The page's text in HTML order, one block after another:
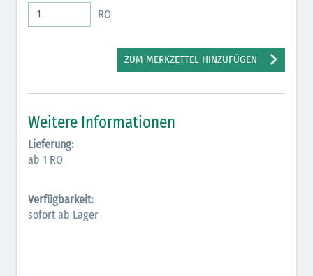
Koagulantien (hellgrau/weiß schwarz schraffierterm
Bronchodilatatoren (blau-braun)
Inodilatatoren (rot-grün)
Antiarrhythmika (rot-blau)
Elektrolyte Kalium (grün-blau)
RO
ZUM MERKZETTEL HINZUFÜGEN
Weitere Informationen
Lieferung:
ab 1 RO
Verfügbarkeit:
sofort ab Lager